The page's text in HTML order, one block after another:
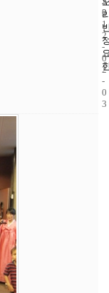
2
0
1
2
-
0
2
-
0
3